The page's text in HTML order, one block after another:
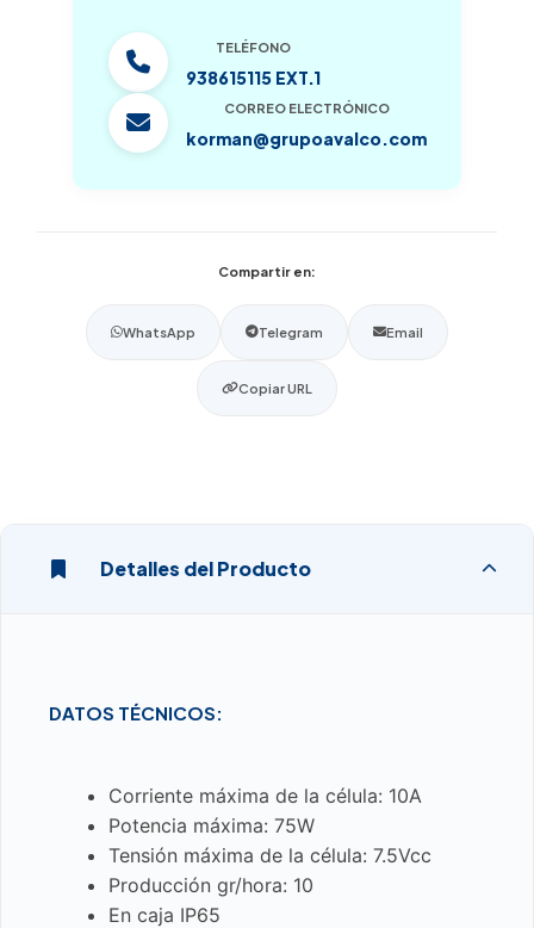
TELÉFONO
938615115 EXT.1
CORREO ELECTRÓNICO
korman@grupoavalco.com
Compartir en:
WhatsApp Telegram Email
Copiar URL
Detalles del Producto
DATOS TÉCNICOS:
Corriente máxima de la célula: 10A
Potencia máxima: 75W
Tensión máxima de la célula: 7.5Vcc
Producción gr/hora: 10
En caja IP65